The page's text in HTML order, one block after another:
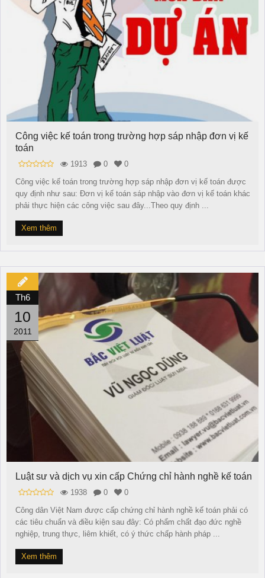
Công việc kế toán trong trường hợp sáp nhập đơn vị kế
toán
1913 0
0
Công việc kế toán trong trường hợp sáp nhập đơn vị kế toán được
quy định như sau: Đơn vị kế toán sáp nhập vào đơn vị kế toán khác
phải thực hiện các công việc sau đây...Theo quy định ...
Xem thêm
Th6
10
2011
Luật sư và dịch vụ xin cấp Chứng chỉ hành nghề kế toán
1938 0
0
Công dân Việt Nam được cấp chứng chỉ hành nghề kế toán phải có
các tiêu chuẩn và điều kiện sau đây: Có phẩm chất đạo đức nghề
nghiệp, trung thực, liêm khiết, có ý thức chấp hành pháp ...
Xem thêm